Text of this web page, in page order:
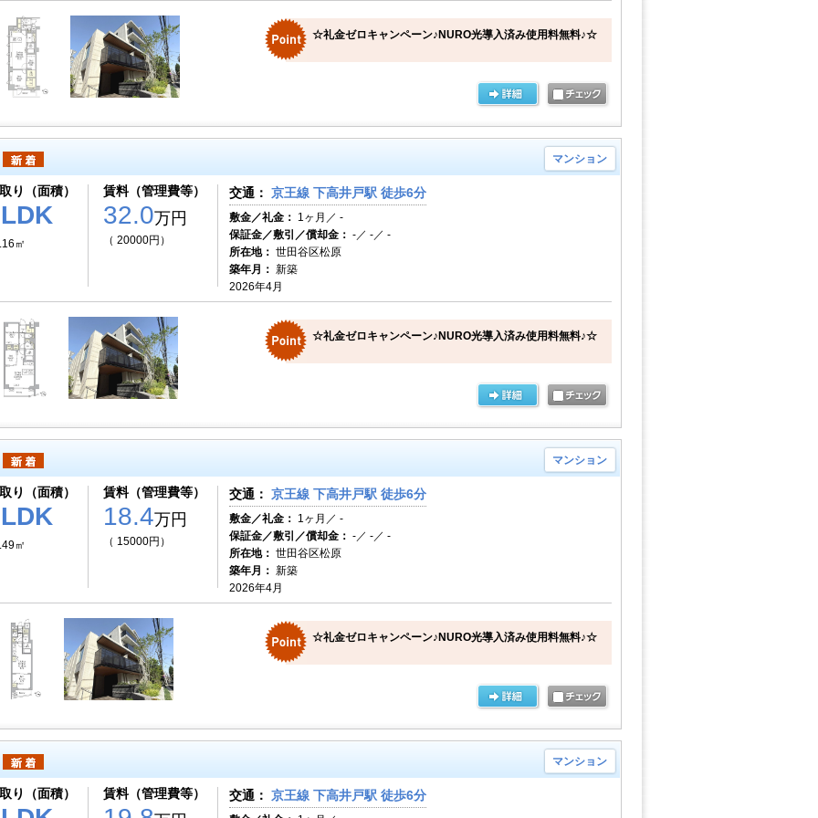
☆礼金ゼロキャンペーン♪NURO光導入済み使用料無料♪☆
マンション
り（面積）
㎡
賃料（管理費等）
32.0万円
（ 20000円）
交通： 京王線 下高井戸駅 徒歩6分
敷金／礼金： 1ヶ月／ -
保証金／敷引／償却金： -／ -／ -
所在地： 世田谷区松原
築年月： 新築
2026年4月
☆礼金ゼロキャンペーン♪NURO光導入済み使用料無料♪☆
マンション
り（面積）
㎡
賃料（管理費等）
18.4万円
（ 15000円）
交通： 京王線 下高井戸駅 徒歩6分
敷金／礼金： 1ヶ月／ -
保証金／敷引／償却金： -／ -／ -
所在地： 世田谷区松原
築年月： 新築
2026年4月
☆礼金ゼロキャンペーン♪NURO光導入済み使用料無料♪☆
マンション
り（面積） 賃料（管理費等） 交通： 京王線 下高井戸駅 徒歩6分